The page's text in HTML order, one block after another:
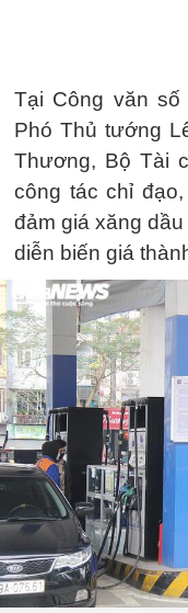
Tại Công văn số
Phó Thủ tướng
Thương, Bộ Tài
công tác chỉ
đảm giá xăng
diễn biến giá